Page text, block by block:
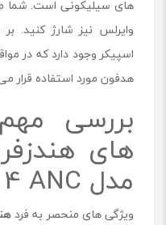
های سیلیکونی است. شما
وایرلس نیز شارژ کنید.
اسپیکر وجود دارد که در
هدفون مورد استفاده قرار
بررسی
های
مدل Airpod 4 ANC
ویژگی های منحصر به فرد